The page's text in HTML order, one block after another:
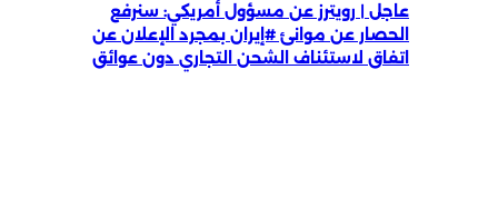
عاجل | رويترز عن مسؤول أمريكي: سنرفع
الحصار عن موانئ #إيران بمجرد الإعلان عن
اتفاق لاستئناف الشحن التجاري دون عوائق